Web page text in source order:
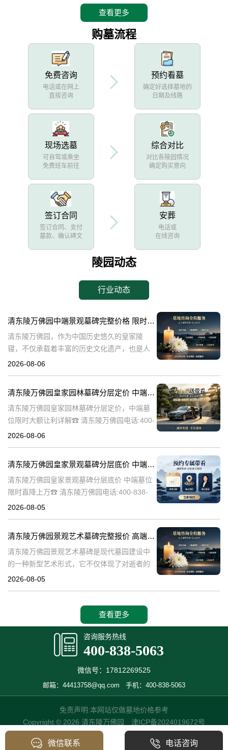
查看更多
购墓流程
免费咨询
电话或在网上
直接咨询
预约看墓
确定好选择墓地的
日期及线路
现场选墓
可自驾或乘坐
免费班车前往
综合对比
对比各陵园情况
确定购买意向
签订合同
签订合同、支付
墓款、确认碑文
安葬
电话或
在线咨询
陵园动态
行业动态
清东陵万佛园中端景观墓碑完整价格 限时减免多年管理费详解
清东陵万佛园，作为中国历史悠久的皇家陵
寝，不仅承载着丰富的历史文化遗产，也是人
们缅怀先人、寄托哀思的重要场所。近年来，
清
2026-08-06
清东陵万佛园皇家园林墓碑分层定价 中端墓位限时大额让利详解
清东陵万佛园皇家园林墓碑分层定价，中端墓
位限时大额让利详解☎ 清东陵万佛园电话:400-
838-5063清东陵万佛园，作为中国历史上著名
2026-08-06
清东陵万佛园皇家景观墓碑分层底价 中端墓位限时直降上万
清东陵万佛园皇家景观墓碑分层底价 中端墓位
限时直降上万☎ 清东陵万佛园电话:400-838-
5063清东陵万佛园，作为中国历史上著名的皇
2026-08-05
清东陵万佛园景观艺术墓碑完整报价 高端墓型大额直降活动详解
清东陵万佛园景观艺术墓碑是现代墓园建设中
的一种新型艺术形式，它不仅体现了对逝者的
尊重和缅怀，更是一种文化艺术的传承。本文
2026-08-05
查看更多
咨询服务热线
400-838-5063
微信号：17812269525
邮箱：44413758@qq.com 手机：400-838-5063
免责声明:本网站仅做墓地价格参考
Copyright © 2026 清东陵万佛园 津ICP备2024019672号
微信联系 电话咨询